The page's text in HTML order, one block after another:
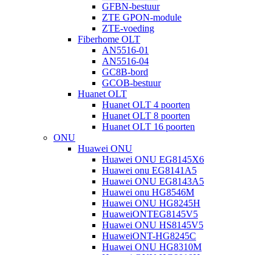
GFBN-bestuur
ZTE GPON-module
ZTE-voeding
Fiberhome OLT
AN5516-01
AN5516-04
GC8B-bord
GCOB-bestuur
Huanet OLT
Huanet OLT 4 poorten
Huanet OLT 8 poorten
Huanet OLT 16 poorten
ONU
Huawei ONU
Huawei ONU EG8145X6
Huawei onu EG8141A5
Huawei ONU EG8143A5
Huawei onu HG8546M
Huawei ONU HG8245H
HuaweiONTEG8145V5
Huawei ONU HS8145V5
HuaweiONT-HG8245C
Huawei ONU HG8310M